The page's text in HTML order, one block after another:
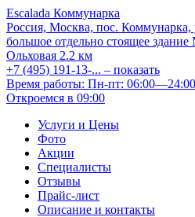
Escalada Коммунарка
Россия, Москва, пос.
большое отдельно стоящее здание
Ольховая 2.2 км
+7 (495) 191-13-... – показать
Время работы: Пн-пт:
Откроемся в 09:00
Услуги и Цены
Фото
Акции
Специалисты
Отзывы
Прайс-лист
Описание и контакты